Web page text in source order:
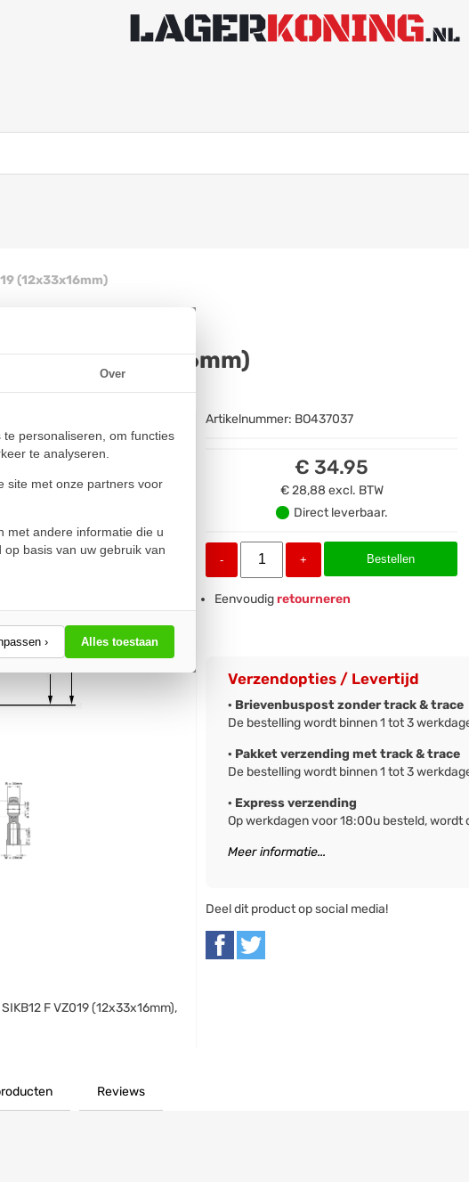
(12x33x16mm)
Over
personaliseren, om functies
te analyseren.
site met onze partners voor
met andere informatie die u
basis van uw gebruik van
› Alles toestaan
(12x33x16mm)
F VZ019 (12x33x16mm),
Artikelnummer: BO437037
€ 34.95
€ 28,88 excl. BTW
Direct leverbaar.
- + Bestellen
Eenvoudigretourneren
Verzendopties / Levertijd
· Brievenbuspost zonder track & trace
De bestelling wordt binnen 1 tot 3
· Pakket verzending met track & trace
De bestelling wordt binnen 1 tot 3
· Express verzending
Op werkdagen voor 18:00u besteld,
Meer informatie...
Deel dit product op social media!
Reviews